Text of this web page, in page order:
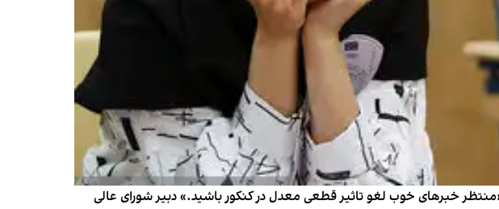
خبر‌های خوب ⁧لغو تاثیر قطعی معدل⁩ در ⁧کنکور⁩ باشید.» دبیر شورای عالی